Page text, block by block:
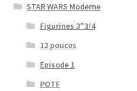
STAR WARS Moderne
Figurines 3″3/4
12 pouces
Episode 1
POTF